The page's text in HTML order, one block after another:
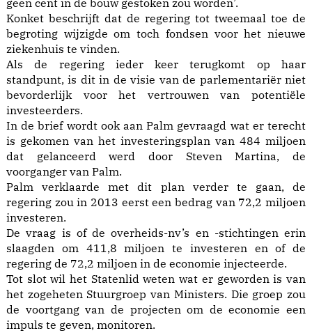
geen cent in de bouw gestoken zou worden’.
Konket beschrijft dat de regering tot tweemaal toe de
begroting wijzigde om toch fondsen voor het nieuwe
ziekenhuis te vinden.
Als de regering ieder keer terugkomt op haar
standpunt, is dit in de visie van de parlementariër niet
bevorderlijk voor het vertrouwen van potentiële
investeerders.
In de brief wordt ook aan Palm gevraagd wat er terecht
is gekomen van het investeringsplan van 484 miljoen
dat gelanceerd werd door Steven Martina, de
voorganger van Palm.
Palm verklaarde met dit plan verder te gaan, de
regering zou in 2013 eerst een bedrag van 72,2 miljoen
investeren.
De vraag is of de overheids-nv’s en -stichtingen erin
slaagden om 411,8 miljoen te investeren en of de
regering de 72,2 miljoen in de economie injecteerde.
Tot slot wil het Statenlid weten wat er geworden is van
het zogeheten Stuurgroep van Ministers. Die groep zou
de voortgang van de projecten om de economie een
impuls te geven, monitoren.